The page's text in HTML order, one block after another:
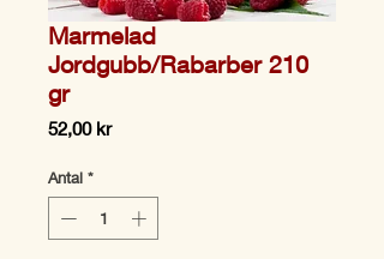
Marmelad
Jordgubb/Rabarber 210
gr
52,00 krPris
Antal *